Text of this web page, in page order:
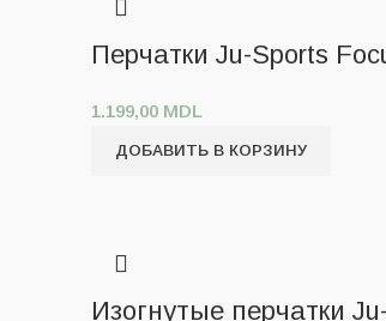
Перчатки Ju-Sports
1.199,00 MDL
ДОБАВИТЬ В КОРЗИНУ
Изогнутые перчатки